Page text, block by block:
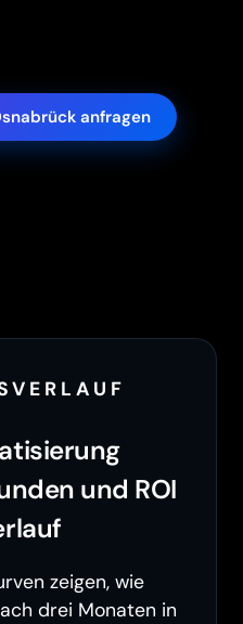
anfragen
und ROI
zeigen, wie
drei Monaten in